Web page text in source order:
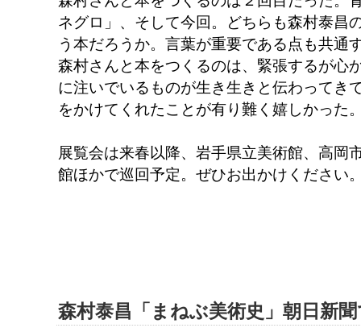
ネグロ」、そして今回。どちらも森村泰昌
う本だろうか。言葉が重要である点も共通
森村さんと本をつくるのは、緊張するが心
に注いでいるものが生き生きと伝わってき
をかけてくれたことが有り難く嬉しかった
展覧会は来春以降、岩手県立美術館、高岡
館ほかで巡回予定。ぜひお出かけください
森村泰昌「まねぶ美術史」朝日新